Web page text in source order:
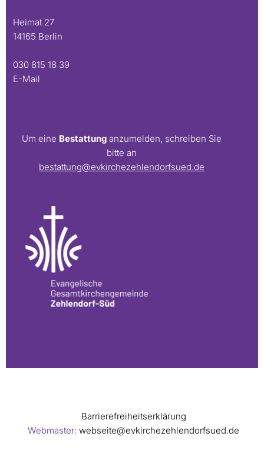
Heimat 27
14165 Berlin
030 815 18 39
E-Mail
Um eine Bestattung anzumelden, schreiben Sie
bitte an
bestattung@evkirchezehlendorfsued.de
Barrierefreiheitserklärung
Webmaster: webseite@evkirchezehlendorfsued.de